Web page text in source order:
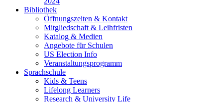
Bibliothek
Öffnungszeiten & Kontakt
Mitgliedschaft & Leihfristen
Katalog & Medien
Angebote für Schulen
US Election Info
Veranstaltungsprogramm
Sprachschule
Kids & Teens
Lifelong Learners
Research & University Life